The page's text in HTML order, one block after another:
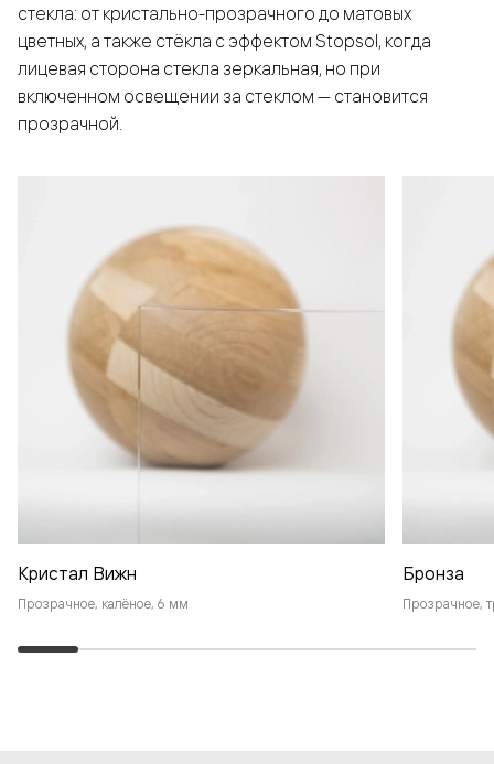
стекла: от кристально-прозрачного до матовых
цветных, а также стёкла с эффектом Stopsol, когда
лицевая сторона стекла зеркальная, но при
включенном освещении за стеклом — становится
прозрачной.
Кристал Вижн
Прозрачное, калёное, 6 мм
Бронза
Прозрачное,